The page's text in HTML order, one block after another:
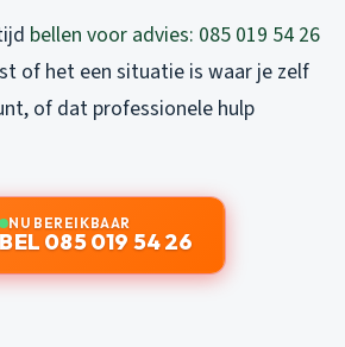
bellen voor advies: 085 019 54 26
of het een situatie is waar je zelf
of dat professionele hulp
NU BEREIKBAAR
BEL 085 019 54 26